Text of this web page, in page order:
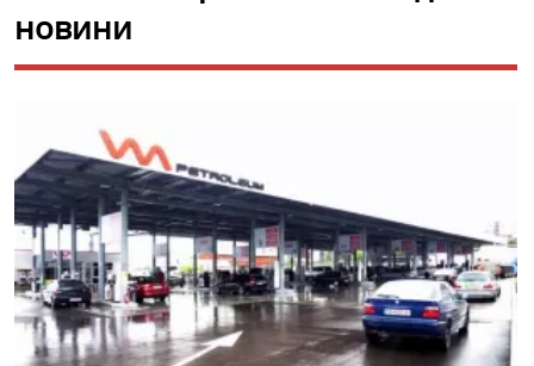
новини